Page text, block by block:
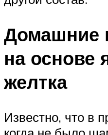
Домашние
на основе
желтка
Известно, что в